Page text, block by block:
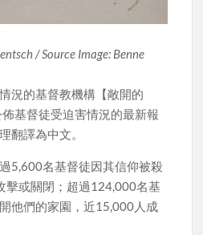
/ Source Image: Benne
況的基督教機構【敞開的
基督徒受迫害情況的最新報
翻譯為中文。
5,600名基督徒因其信仰被殺
擊或關閉；超過124,000名基
他們的家園，近15,000人成